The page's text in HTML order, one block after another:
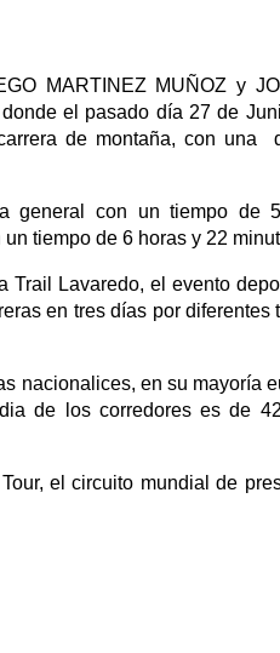
MARTINEZ MUÑOZ y
el pasado día 27 de
de montaña, con
general con un tiempo de
tiempo de 6 horas y 22
Trail Lavaredo, el evento
en tres días por
nacionalices, en su mayoría
de los corredores es de
el circuito mundial de